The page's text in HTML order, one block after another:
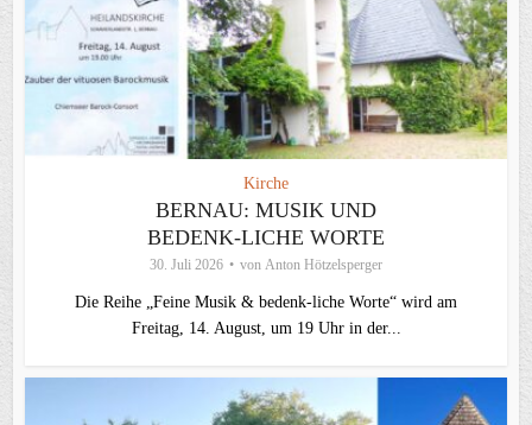
Kirche
BERNAU: MUSIK UND
BEDENK-LICHE WORTE
30. Juli 2026 von Anton Hötzelsperger
Die Reihe „Feine Musik & bedenk-liche Worte“ wird am
Freitag, 14. August, um 19 Uhr in der...